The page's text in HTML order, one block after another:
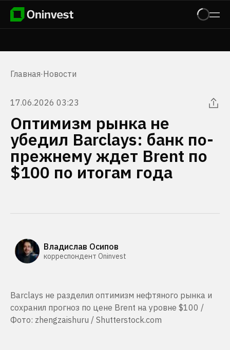
Главная·Новости
17.06.2026 03:23
Оптимизм рынка не
убедил Barclays: банк по-
прежнему ждет Brent по
$100 по итогам года
Владислав Осипов
корреспондент Oninvest
Barclays не разделил оптимизм нефтяного рынка и
сохранил прогноз по цене Brent на уровне $100 /
Фото: zhengzaishuru / Shutterstock.com